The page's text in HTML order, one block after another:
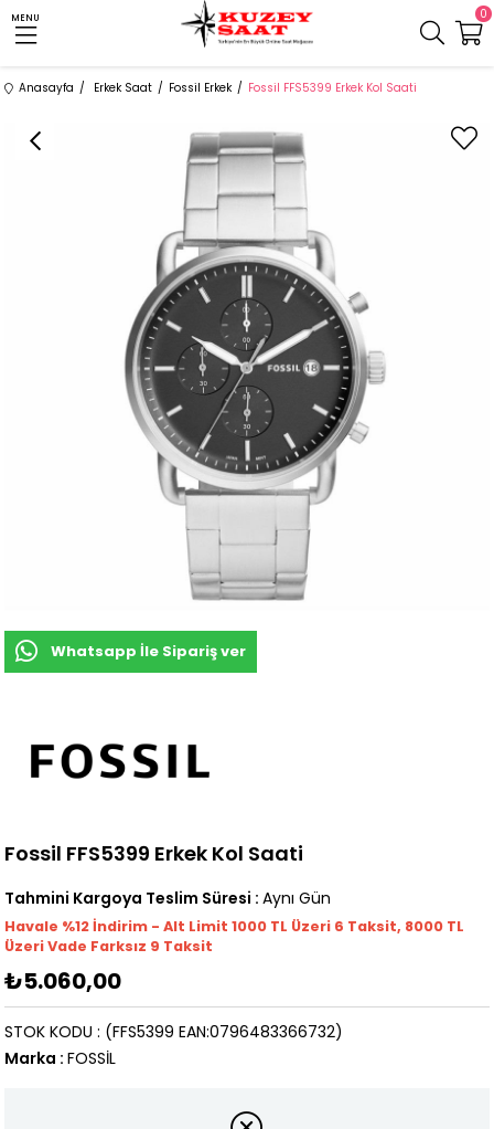
MENU 0
Anasayfa Erkek Saat Fossil Erkek Fossil FFS5399 Erkek Kol Saati
Whatsapp İle Sipariş ver
Fossil FFS5399 Erkek Kol Saati
Tahmini Kargoya Teslim Süresi : Aynı Gün
Havale %12 İndirim - Alt Limit 1000 TL Üzeri 6 Taksit, 8000 TL
Üzeri Vade Farksız 9 Taksit
₺5.060,00
(FFS5399 EAN:0796483366732)
STOK KODU
Marka : FOSSİL